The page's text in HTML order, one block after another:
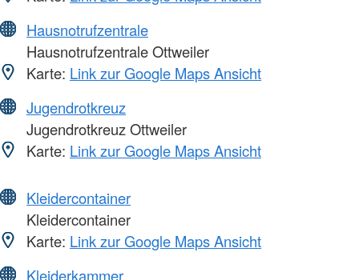
Hausnotrufzentrale
Hausnotrufzentrale Ottweiler
Karte: Link zur Google Maps Ansicht
Jugendrotkreuz
Jugendrotkreuz Ottweiler
Karte: Link zur Google Maps Ansicht
Kleidercontainer
Kleidercontainer
Karte: Link zur Google Maps Ansicht
Kleiderkammer